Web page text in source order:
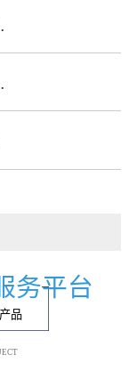
务平台
品